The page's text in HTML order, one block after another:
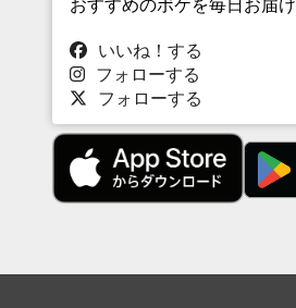
おすすめのボケを毎日お届け
いいね！する
フォローする
フォローする